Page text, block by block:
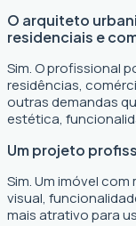
O arquiteto
residenciais e
Sim. O profissional
residências,
outras demandas
estética,
Um projeto
Sim. Um imóvel
visual,
mais atrativo para